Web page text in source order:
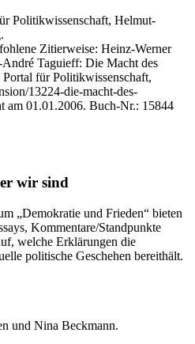
Politikwissenschaft, Helmut-
Zitierweise: Heinz-Werner
Taguieff: Die Macht des
für Politikwissenschaft,
13224-die-macht-des-
am 01.01.2006. Buch-Nr.: 15844
wir sind
„Demokratie und Frieden“ bieten
Kommentare/Standpunkte
welche Erklärungen die
politische Geschehen bereithält.
und Nina Beckmann.